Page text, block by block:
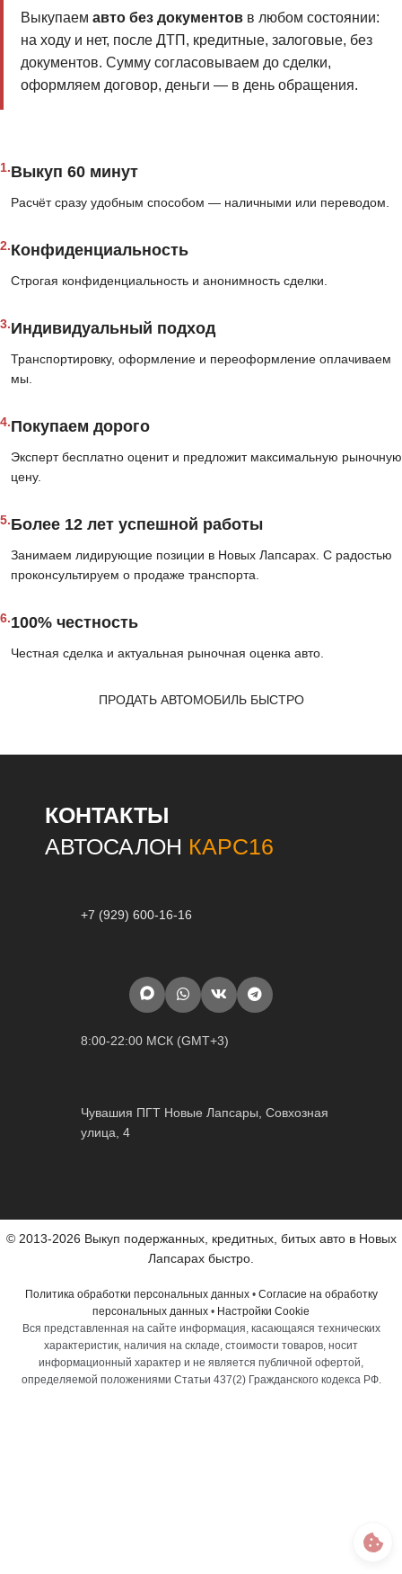
Выкупаем авто без документовв любом состоянии:
на ходу и нет, после ДТП, кредитные, залоговые, без
документов. Сумму согласовываем до сделки,
оформляем договор, деньги — в день обращения.
1.Выкуп 60 минут
Расчёт сразу удобным способом — наличными или переводом.
2.Конфиденциальность
Строгая конфиденциальность и анонимность сделки.
3.Индивидуальный подход
Транспортировку, оформление и переоформление оплачиваем
мы.
4.Покупаем дорого
Эксперт бесплатно оценит и предложит максимальную рыночную
цену.
5.Более 12 лет успешной работы
Занимаем лидирующие позиции в Новых Лапсарах. С радостью
проконсультируем о продаже транспорта.
6.100% честность
Честная сделка и актуальная рыночная оценка авто.
ПРОДАТЬ АВТОМОБИЛЬ БЫСТРО
КОНТАКТЫ
АВТОСАЛОН КАРС16
+7 (929) 600-16-16
8:00-22:00 МСК (GMT+3)
Чувашия ПГТ Новые Лапсары, Совхозная
улица, 4
© 2013-2026 Выкуп подержанных, кредитных, битых авто в Новых
Лапсарах быстро.
Политика обработки персональных данных• Согласие на обработку
персональных данных • Настройки Cookie
Вся представленная на сайте информация, касающаяся технических
характеристик, наличия на складе, стоимости товаров, носит
информационный характер и не является публичной офертой,
определяемой положениями Статьи 437(2) Гражданского кодекса РФ.